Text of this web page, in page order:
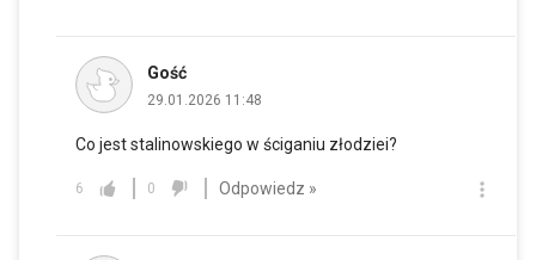
Gość
29.01.2026 11:48
Co jest stalinowskiego w ściganiu złodziei?
6 0 Odpowiedz »